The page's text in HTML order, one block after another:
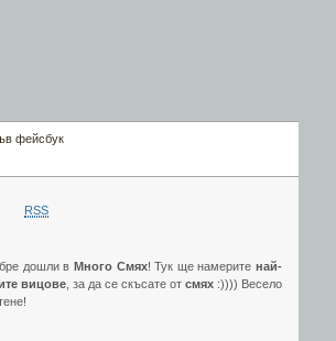
фейсбук
RSS
дошли в Много Смях! Тук ще намерите най-
вицове , за да се скъсате от смях :)))) Весело